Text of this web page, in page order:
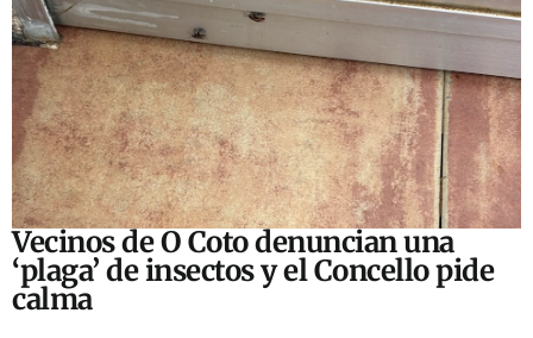
Vecinos de O Coto denuncian una
‘plaga’ de insectos y el Concello pide
calma